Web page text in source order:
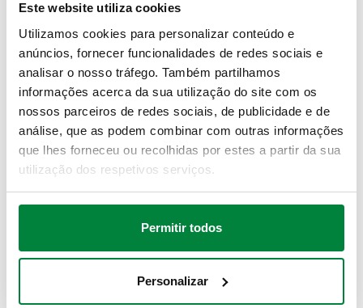
Este website utiliza cookies
Utilizamos cookies para personalizar conteúdo e
anúncios, fornecer funcionalidades de redes sociais e
analisar o nosso tráfego. Também partilhamos
informações acerca da sua utilização do site com os
nossos parceiros de redes sociais, de publicidade e de
análise, que as podem combinar com outras informações
que lhes forneceu ou recolhidas por estes a partir da sua
utilização dos respetivos serviços.
Permitir todos
Personalizar
CERTIFICAÇÕES
DESENHOS E ESPECIFICAÇÕES